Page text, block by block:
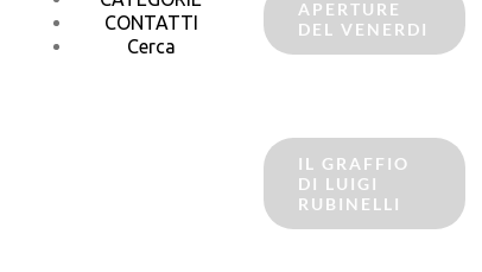
CONTATTI
Cerca
APERTURE
DEL VENERDI
IL GRAFFIO
DI LUIGI
RUBINELLI